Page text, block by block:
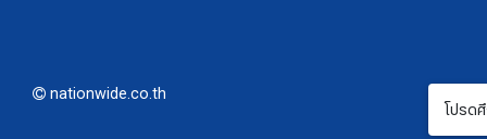
โปรด
nationwide.co.th